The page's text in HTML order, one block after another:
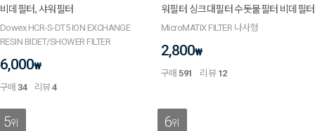
비데필터, 샤워필터
Dowex HCR-S-DT5 ION EXCHANGE
RESIN BIDET/SHOWER FILTER
6,000₩
구매34 리뷰4
워필터 싱크대필터 수돗물필터 비데필터
MicroMATIX FILTER 나사형
2,800₩
구매591 리뷰 12
5위 6위